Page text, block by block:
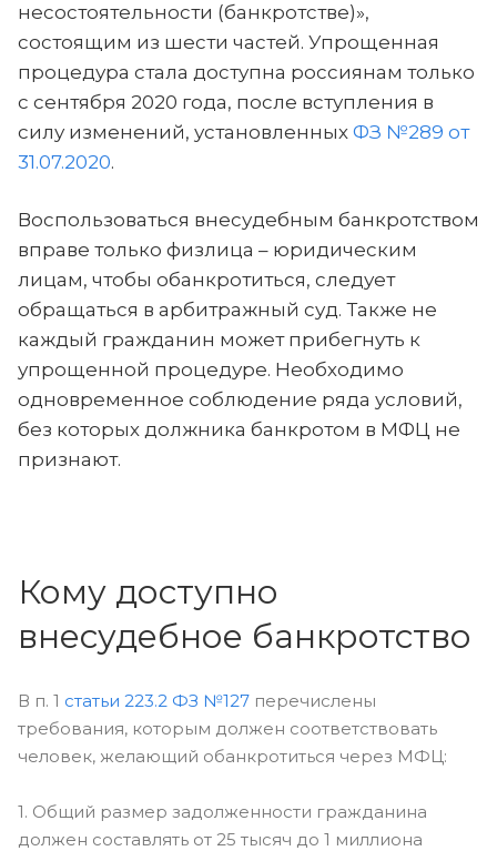
несостоятельности (банкротстве)»,
состоящим из шести частей. Упрощенная
процедура стала доступна россиянам только
с сентября 2020 года, после вступления в
силу изменений, установленных ФЗ №289 от
31.07.2020.
Воспользоваться внесудебным банкротством
вправе только физлица – юридическим
лицам, чтобы обанкротиться, следует
обращаться в арбитражный суд. Также не
каждый гражданин может прибегнуть к
упрощенной процедуре. Необходимо
одновременное соблюдение ряда условий,
без которых должника банкротом в МФЦ не
признают.
Кому доступно
внесудебное банкротство
В п. 1 статьи 223.2 ФЗ №127 перечислены
требования, которым должен соответствовать
человек, желающий обанкротиться через МФЦ:
1. Общий размер задолженности гражданина
должен составлять от 25 тысяч до 1 миллиона